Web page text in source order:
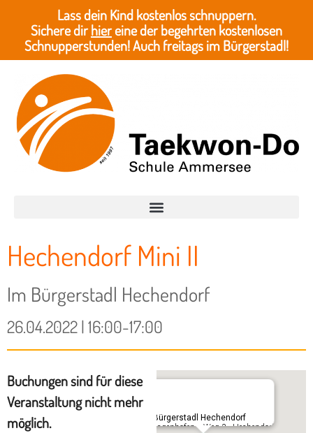
Lass dein Kind kostenlos schnuppern.
Sichere dirhiereine der begehrten kostenlosen
Schnupperstunden! Auch freitags im Bürgerstadl!
Hechendorf Mini II
Im Bürgerstadl Hechendorf
26.04.2022 | 16:00-17:00
Buchungen sind für diese
Veranstaltung nicht mehr
möglich.
Im Bürgerstadl Hechendorf
Schlagenhofener Weg 3 - Hechendorf